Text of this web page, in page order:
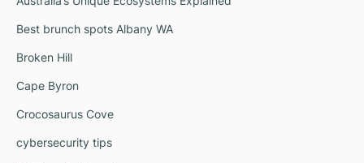
Best brunch spots Albany WA
Broken Hill
Cape Byron
Crocosaurus Cove
cybersecurity tips